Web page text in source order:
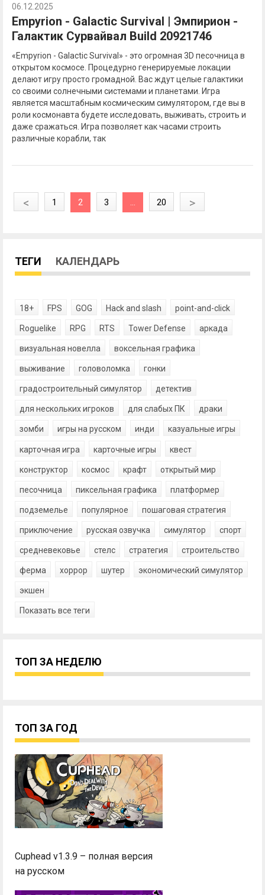
06.12.2025
Empyrion - Galactic Survival | Эмпирион -
Галактик Сурвайвал Build 20921746
«Empyrion - Galactic Survival» - это огромная 3D песочница в
открытом космосе. Процедурно генерируемые локации
делают игру просто громадной. Вас ждут целые галактики
со своими солнечными системами и планетами. Игра
является масштабным космическим симулятором, где вы в
роли космонавта будете исследовать, выживать, строить и
даже сражаться. Игра позволяет как часами строить
различные корабли, так
< 1 2 3 ... 20 >
ТЕГИ КАЛЕНДАРЬ
18+ FPS GOG Hack and slash point-and-click
Roguelike RPG RTS Tower Defense аркада
визуальная новелла воксельная графика
выживание головоломка гонки
градостроительный симулятор детектив
для нескольких игроков для слабых ПК драки
зомби игры на русском инди казуальные игры
карточная игра карточные игры квест
конструктор космос крафт открытый мир
песочница пиксельная графика платформер
подземелье популярное пошаговая стратегия
приключение русская озвучка симулятор спорт
средневековье стелс стратегия строительство
ферма хоррор шутер экономический симулятор
экшен
Показать все теги
ТОП ЗА НЕДЕЛЮ
ТОП ЗА ГОД
Cuphead v1.3.9 – полная версия
на русском